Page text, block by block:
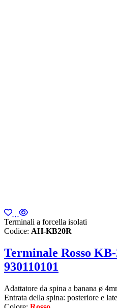
Terminali a forcella isolati
Codice: AH-KB20R
Terminale Rosso
930110101
Adattatore da spina a banana ø
Entrata della spina: posteriore e